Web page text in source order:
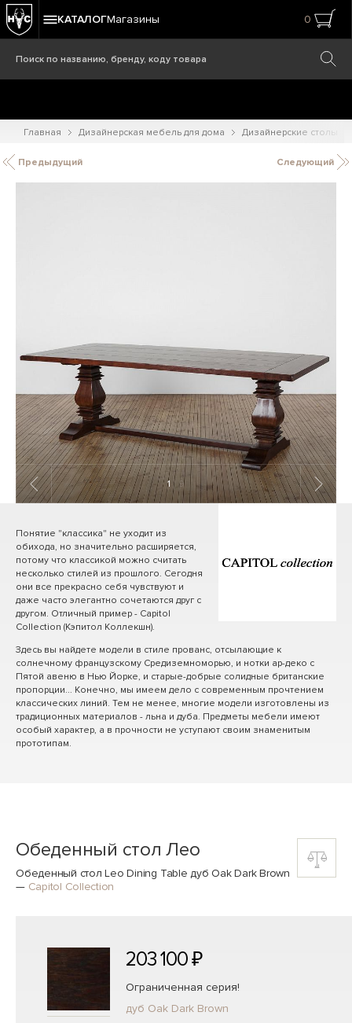
КАТАЛОГМагазины 0
Главная Дизайнерская мебель для дома Дизайнерские столы
Предыдущий Следующий
1 / 9
Понятие "классика" не уходит из
обихода, но значительно расширяется,
потому что классикой можно считать
несколько стилей из прошлого. Сегодня
они все прекрасно себя чувствуют и
даже часто элегантно сочетаются друг с
другом. Отличный пример - Capitol
Collection (Кэпитол Коллекшн).
Здесь вы найдете модели в стиле прованс, отсылающие к
солнечному французскому Средиземноморью, и нотки ар-деко с
Пятой авеню в Нью Йорке, и старые-добрые солидные британские
пропорции... Конечно, мы имеем дело с современным прочтением
классических линий. Тем не менее, многие модели изготовлены из
традиционных материалов - льна и дуба. Предметы мебели имеют
особый характер, а в прочности не уступают своим знаменитым
прототипам.
Обеденный стол Лео
Обеденный стол Leo Dining Table дуб Oak Dark Brown
— Capitol Collection
203 100 ₽
Ограниченная серия!
дуб Oak Dark Brown